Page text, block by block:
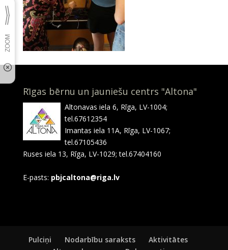
Rīgas bērnu un jauniešu centrs "Altona"
Altonavas iela 6, Rīga, LV-1004;
tel.67612354
Imantas iela 11A, Rīga, LV-1067;
tel.67105436
Ruses iela 13, Rīga, LV-1029; tel.67404160
E-pasts: pbjcaltona@riga.lv
Pulciņi Nodarbību saraksts
Aktivitātes